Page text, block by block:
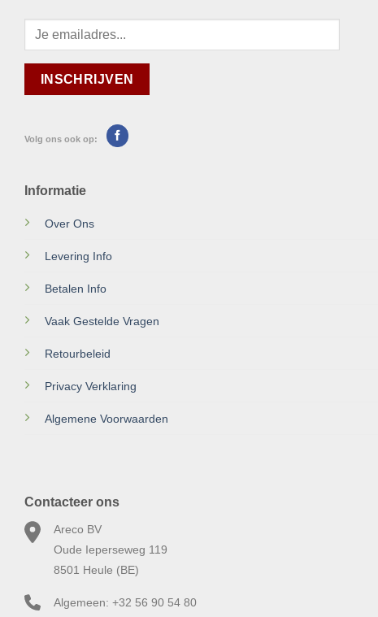
Volg ons ook op:
Informatie
Over Ons
Levering Info
Betalen Info
Vaak Gestelde Vragen
Retourbeleid
Privacy Verklaring
Algemene Voorwaarden
Contacteer ons
Areco BV
Oude Ieperseweg 119
8501 Heule (BE)
Algemeen: +32 56 90 54 80